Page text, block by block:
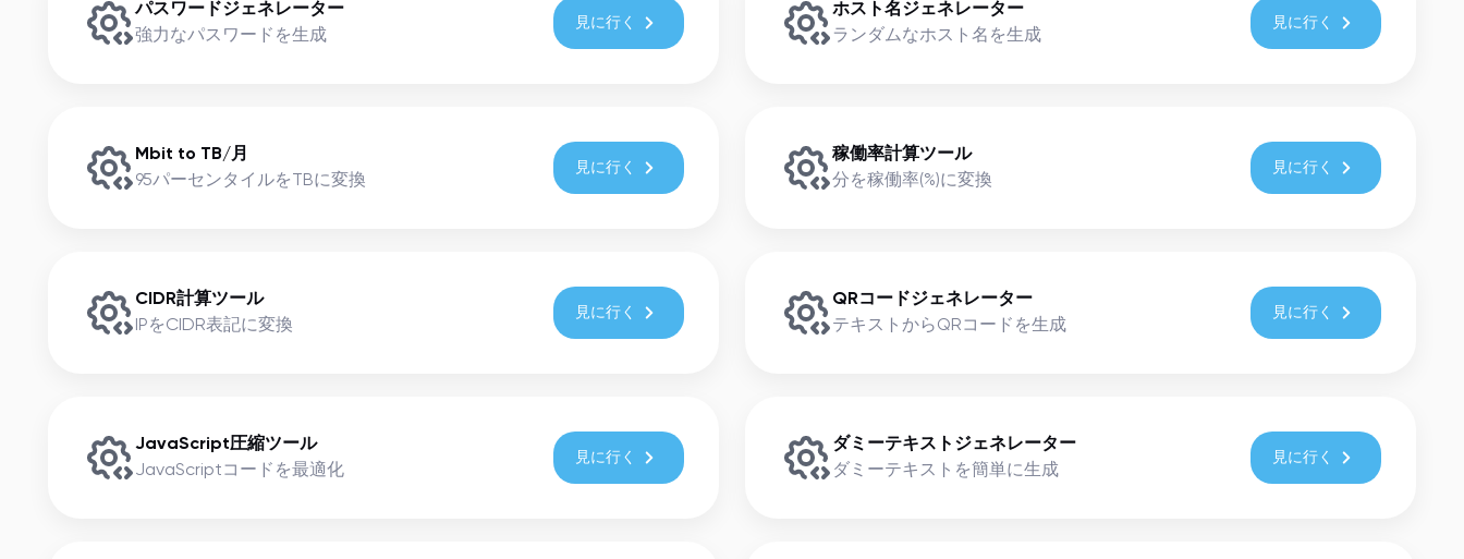
パスワードジェネレーター
強力なパスワードを生成
見に行く
ホスト名ジェネレーター
ランダムなホスト名を生成
見に行く
Mbit to TB/月
95パーセンタイルをTBに変換
見に行く
稼働率計算ツール
分を稼働率(%)に変換
見に行く
CIDR計算ツール
IPをCIDR表記に変換
見に行く
QRコードジェネレーター
テキストからQRコードを生成
見に行く
JavaScript圧縮ツール
JavaScriptコードを最適化
見に行く
ダミーテキストジェネレーター
ダミーテキストを簡単に生成
見に行く